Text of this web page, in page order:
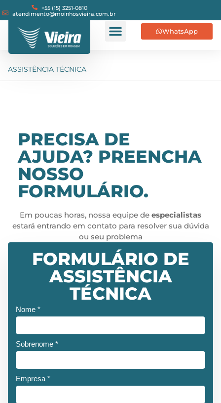
+55 (15) 3251-0810
atendimento@moinhosvieira.com.br
WhatsApp
ASSISTÊNCIA TÉCNICA
PRECISA DE
AJUDA? PREENCHA
NOSSO
FORMULÁRIO.
Em poucas horas, nossa equipe de especialistas
estará entrando em contato para resolver sua dúvida
ou seu problema
FORMULÁRIO DE
ASSISTÊNCIA
TÉCNICA